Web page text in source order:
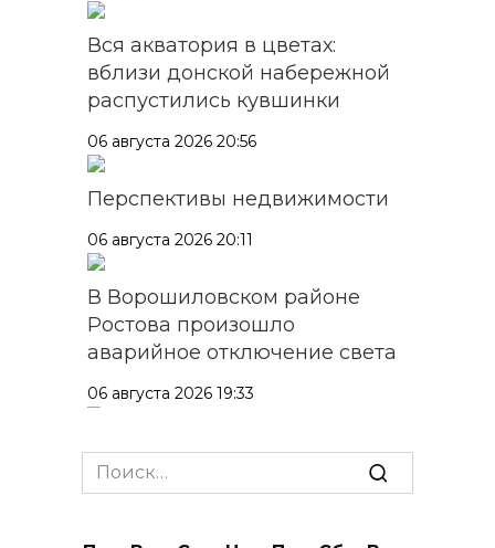
Вся акватория в цветах:
вблизи донской набережной
распустились кувшинки
06 августа 2026 20:56
Перспективы недвижимости
06 августа 2026 20:11
В Ворошиловском районе
Ростова произошло
аварийное отключение света
06 августа 2026 19:33
Шахбокс, падел и пилон: в
Ростовской области
Search
for: